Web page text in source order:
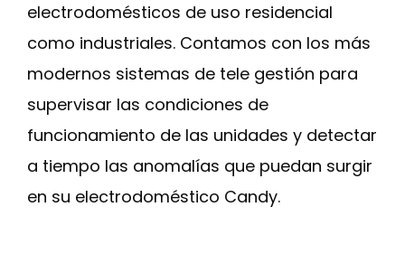
electrodomésticos de uso residencial
como industriales. Contamos con los más
modernos sistemas de tele gestión para
supervisar las condiciones de
funcionamiento de las unidades y detectar
a tiempo las anomalías que puedan surgir
en su electrodoméstico Candy.